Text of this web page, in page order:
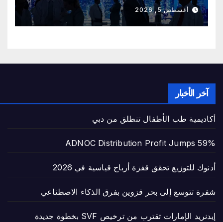
أغسطس 5, 2026
آخر الأخبار
أكاديمية طب الأطفال تنطلق من دبي
ADNOC Distribution Profit Jumps 59%
أدنوك للتوزيع تحقق قفزة أرباح قياسية في 2026
شفرة تتوسع إلى بحر قزوين بفرق الذكاء الاصطناعي
إيدنريد الإمارات تقترب من ترخيص SVF بخطوة جديدة